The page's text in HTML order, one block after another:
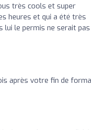
très cools et super
heures et qui a été très
lui le permis ne serait pas
après votre fin de